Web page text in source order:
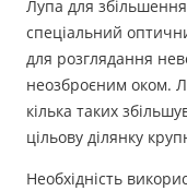
Лупа для
спеціальний
для розглядання
неозброєним оком.
кілька таких
цільову ділянку
Необхідність